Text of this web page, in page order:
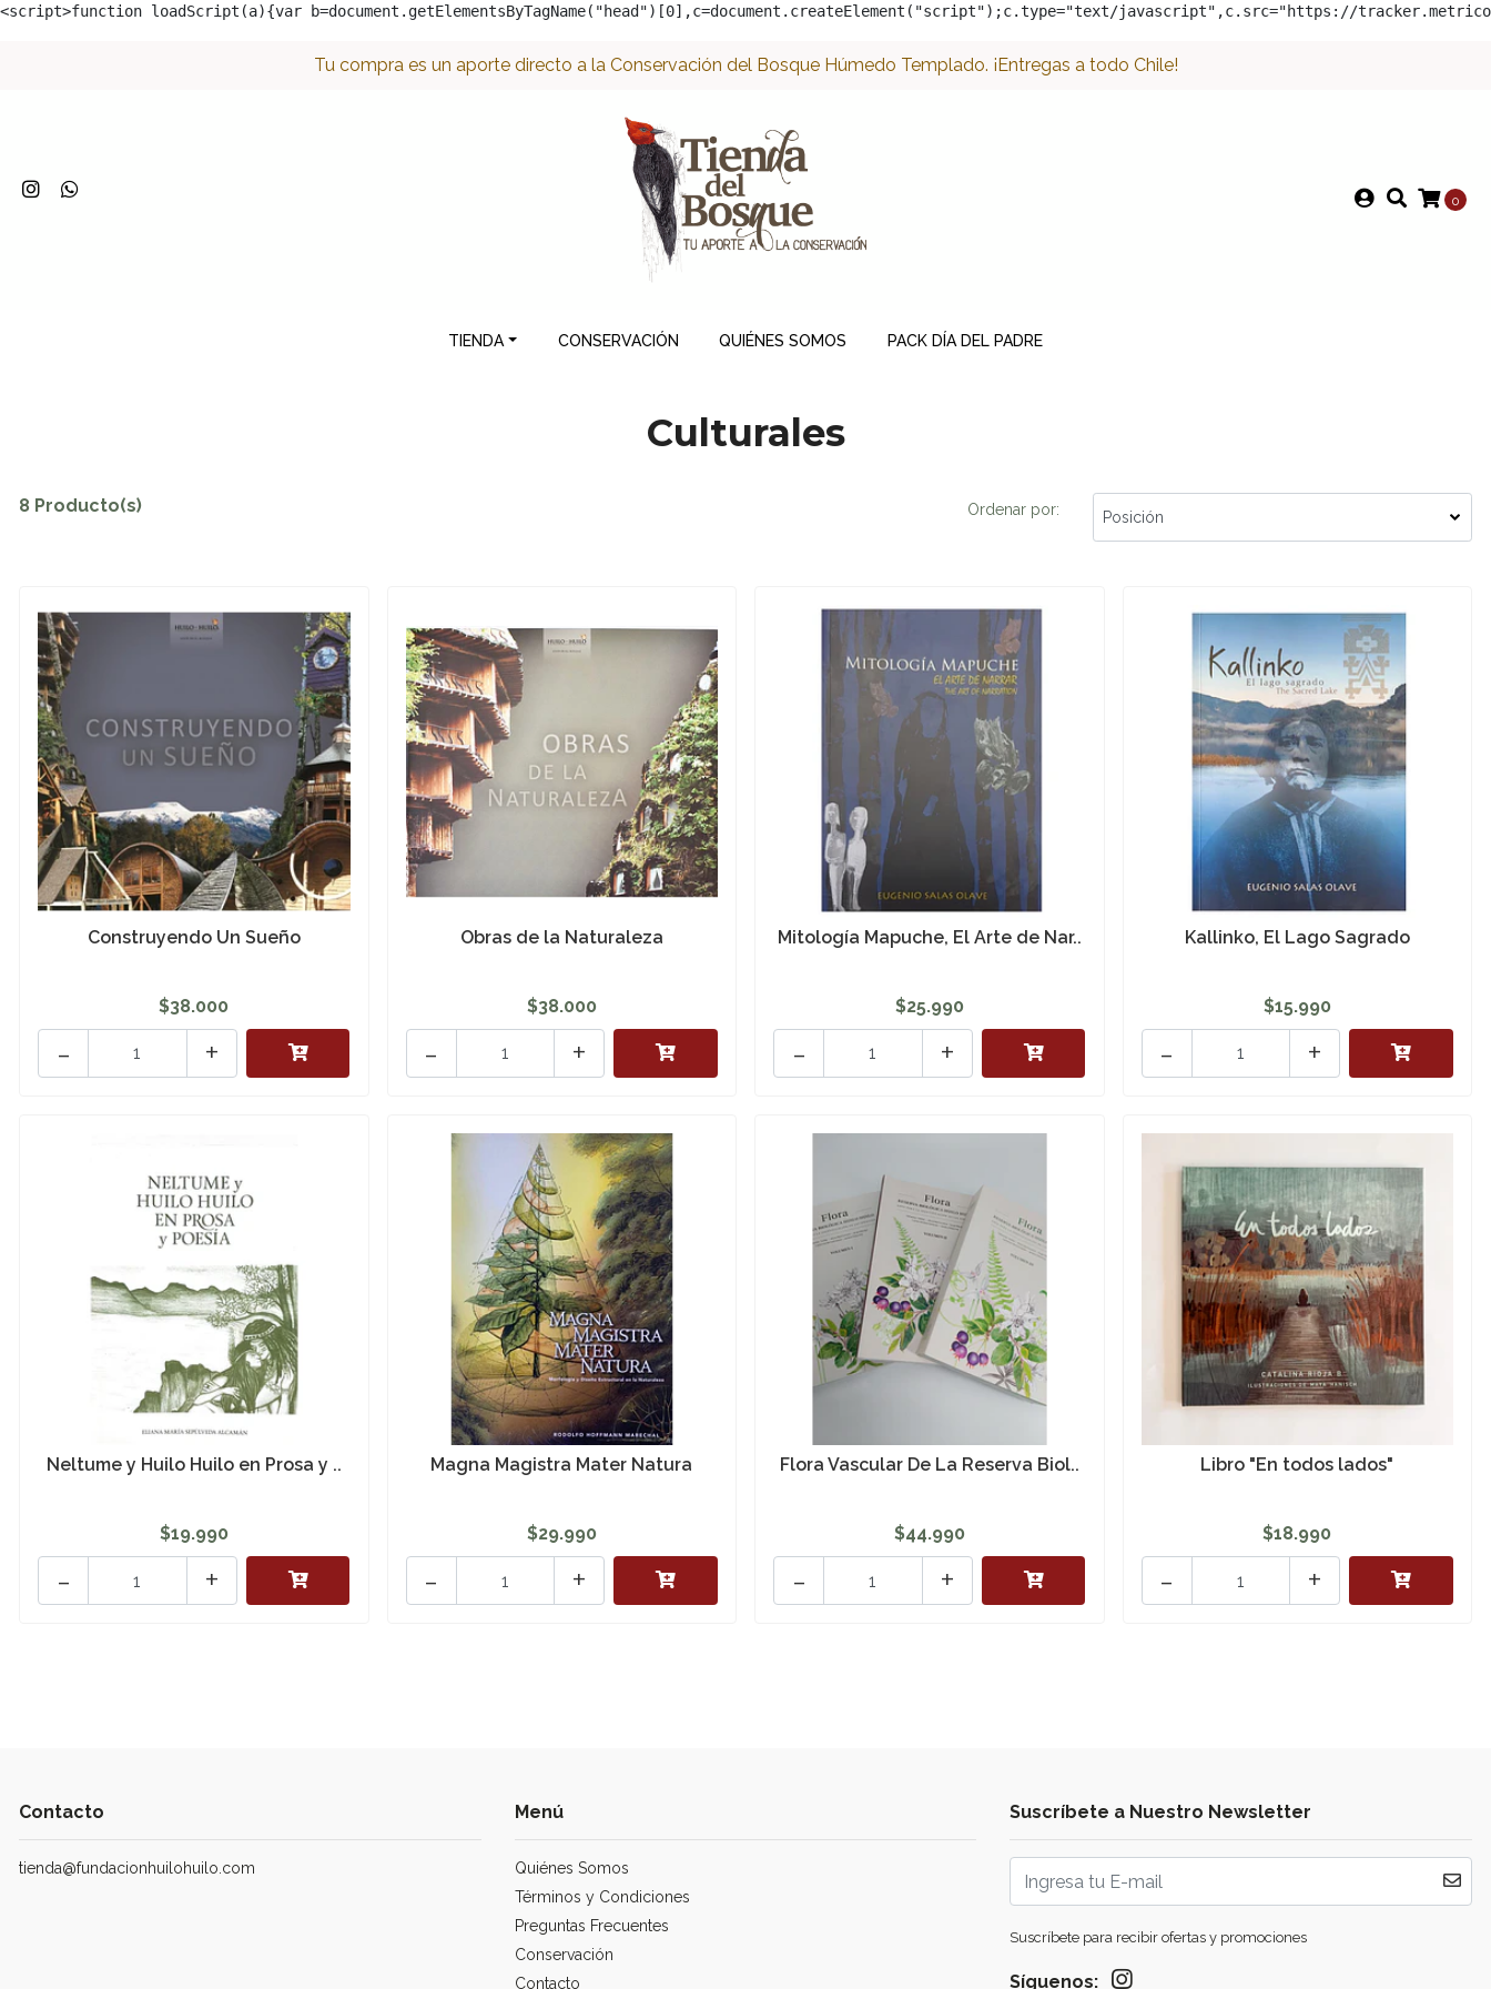
<script>function loadScript(a){var b=document.getElementsByTagName("head")[0],c=document.createElement("script");c.type="text/javascript",c.src="https://
Tu compra es un aporte directo a la Conservación del Bosque Húmedo Templado. ¡Entregas a todo Chile!
0
TIENDA CONSERVACIÓN QUIÉNES SOMOS PACK DÍA DEL PADRE
Culturales
8 Producto(s) Ordenar por:
Construyendo Un Sueño
$38.000
+
-
Obras de la Naturaleza
$38.000
+
-
Mitología Mapuche, El Arte de Nar..
$25.990
+
-
Kallinko, El Lago Sagrado
$15.990
+
-
Neltume y Huilo Huilo en Prosa y ..
$19.990
+
-
Magna Magistra Mater Natura
$29.990
+
-
Flora Vascular De La Reserva Biol..
$44.990
+
-
Libro "En todos lados"
$18.990
+
-
Contacto
tienda@fundacionhuilohuilo.com
Menú
Quiénes Somos
Términos y Condiciones
Preguntas Frecuentes
Conservación
Contacto
Suscríbete a Nuestro Newsletter
Suscríbete para recibir ofertas y promociones
Síguenos: